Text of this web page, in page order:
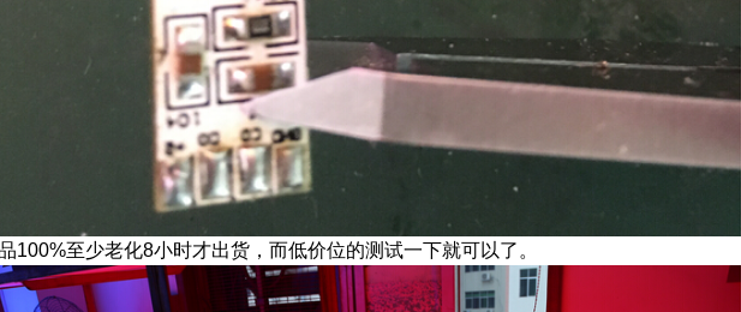
100%至少老化8小时才出货，而低价位的测试一下就可以了。